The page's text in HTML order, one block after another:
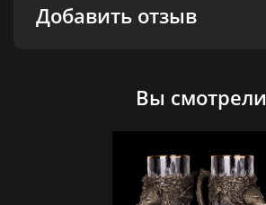
Добавить отзыв
Вы смотрели